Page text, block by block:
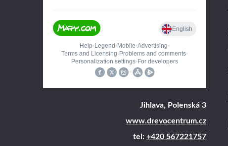
Jihlava, Polenská 3
www.drevocentrum.cz
tel: +420 567221757